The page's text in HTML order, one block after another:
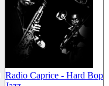
Radio Caprice - Hard Bop